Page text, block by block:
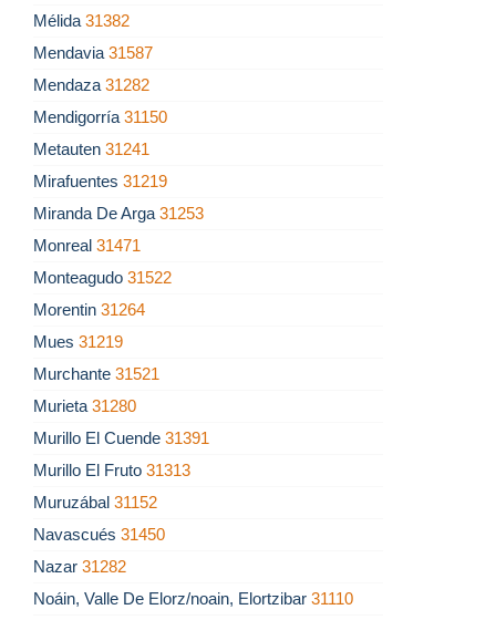
Mélida 31382
Mendavia 31587
Mendaza 31282
Mendigorría 31150
Metauten 31241
Mirafuentes 31219
Miranda De Arga 31253
Monreal 31471
Monteagudo 31522
Morentin 31264
Mues 31219
Murchante 31521
Murieta 31280
Murillo El Cuende 31391
Murillo El Fruto 31313
Muruzábal 31152
Navascués 31450
Nazar 31282
Noáin, Valle De Elorz/noain, Elortzibar 31110